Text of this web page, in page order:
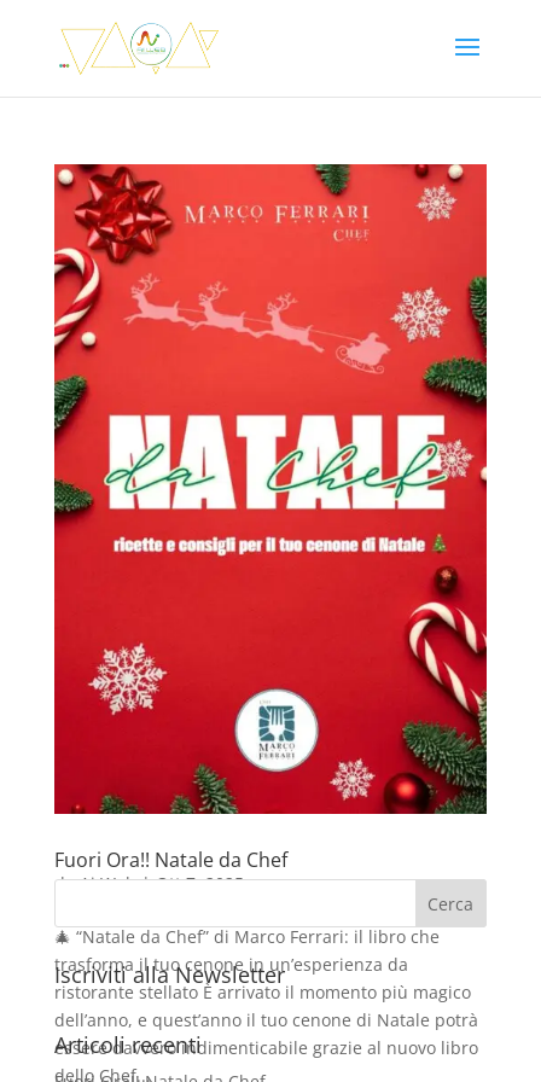
Fuori Ora!! Natale da Chef
daAi Web|Ott 7, 2025
🎄 “Natale da Chef” di Marco Ferrari: il libro che
trasforma il tuo cenone in un’esperienza da
ristorante stellato È arrivato il momento più magico
dell’anno, e quest’anno il tuo cenone di Natale potrà
essere davvero indimenticabile grazie al nuovo libro
dello Chef...
Iscriviti alla Newsletter
Articoli recenti